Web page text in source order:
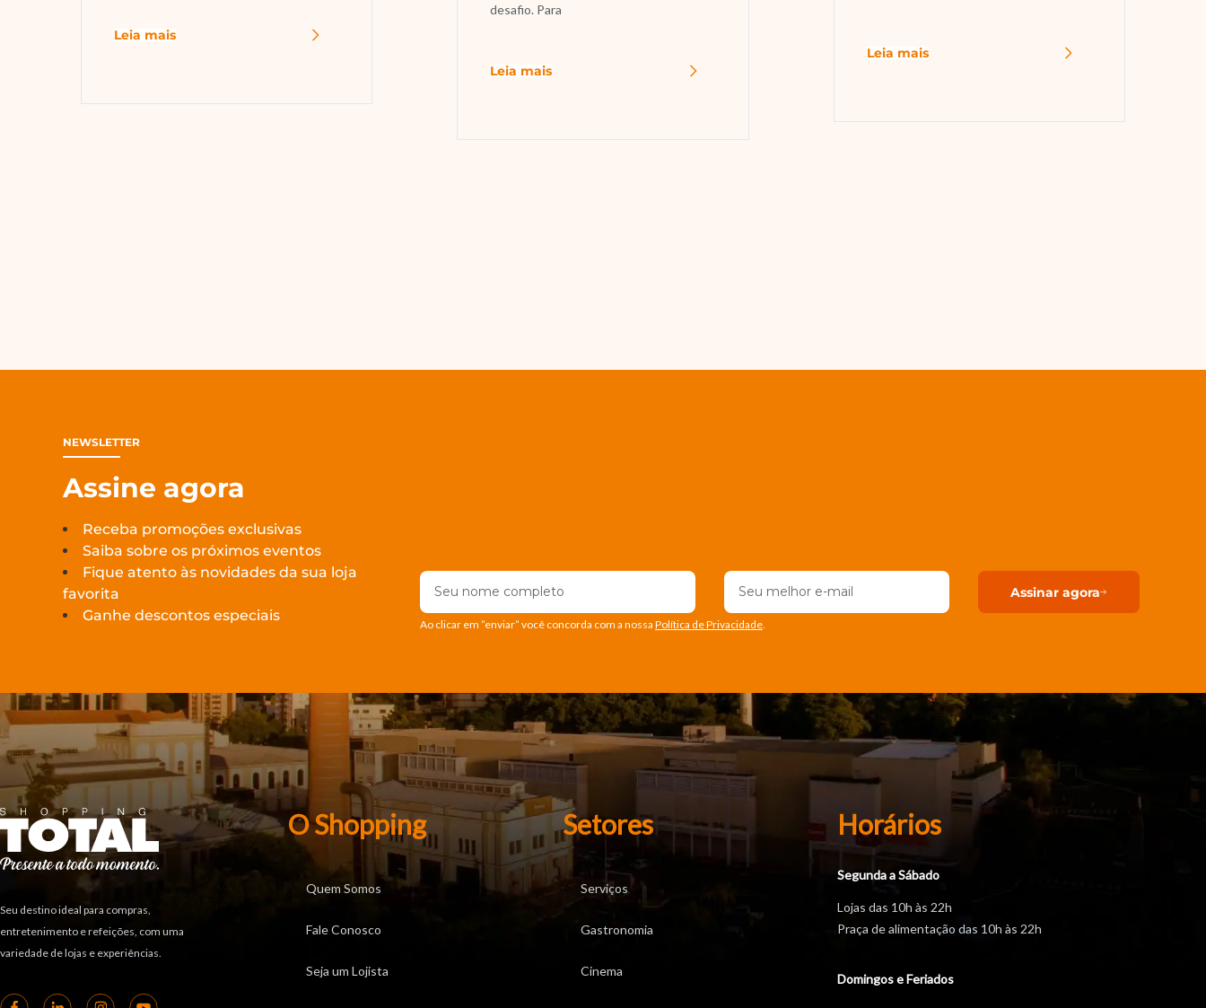
Leia mais
desafio. Para
Leia mais
Leia mais
NEWSLETTER
Assine agora
Receba promoções exclusivas
Saiba sobre os próximos eventos
Fique atento às novidades da sua loja
favorita
Ganhe descontos especiais
Assinar agora
Ao clicar em ”enviar” você concorda com a nossa Política de Privacidade.
Seu destino ideal para compras,
entretenimento e refeições, com uma
variedade de lojas e experiências.
O Shopping
Quem Somos
Fale Conosco
Seja um Lojista
Setores
Serviços
Gastronomia
Cinema
Horários
Segunda a Sábado
Lojas das 10h às 22h
Praça de alimentação das 10h às 22h
Domingos e Feriados